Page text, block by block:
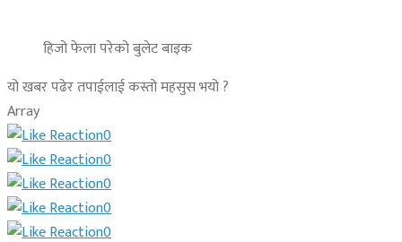
हिजो फेला परेको बुलेट बाइक
यो खबर पढेर तपाईलाई कस्तो महसुस भयो ?
Array
0
0
0
0
0